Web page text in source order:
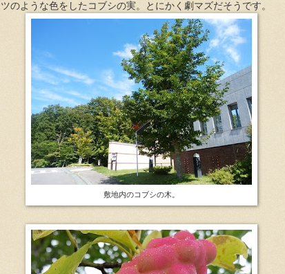
ツのような色をしたコブシの実。とにかく劇マズだそうです。
敷地内のコブシの木。